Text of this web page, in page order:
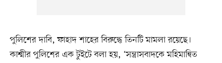
পুলিশের দাবি, ফাহাদ শাহের বিরুদ্ধে তিনটি মামলা রয়েছে।
কাশ্মীর পুলিশের এক টুইটে বলা হয়, ‘সন্ত্রাসবাদকে মহিমান্বিত